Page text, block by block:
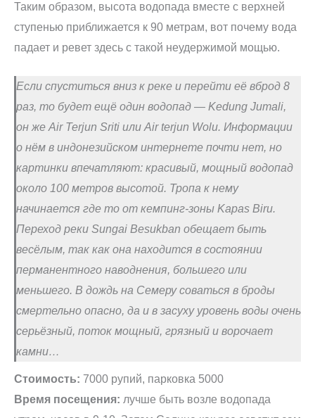
Таким образом, высота водопада вместе с верхней
ступенью приближается к 90 метрам, вот почему вода
падает и ревет здесь с такой неудержимой мощью.
Если спуститься вниз к реке и перейти её вброд 8
раз, то будет ещё один водопад — Kedung Jumali,
он же Air Terjun Sriti или Air terjun Wolu. Информации
о нём в индонезийском интернете почти нет, но
картинки впечатляют: красивый, мощный водопад
около 100 метров высотой. Тропа к нему
начинается где то от кемпинг-зоны Kapas Biru.
Переход реки Sungai Besukban обещает быть
весёлым, так как она находится в состоянии
перманентного наводнения, большего или
меньшего. В дождь на Семеру соваться в броды
смертельно опасно, да и в засуху уровень воды очень
серьёзный, поток мощный, грязный и ворочает
камни…
Стоимость: 7000 рупий, парковка 5000
Время посещения: лучше быть возле водопада